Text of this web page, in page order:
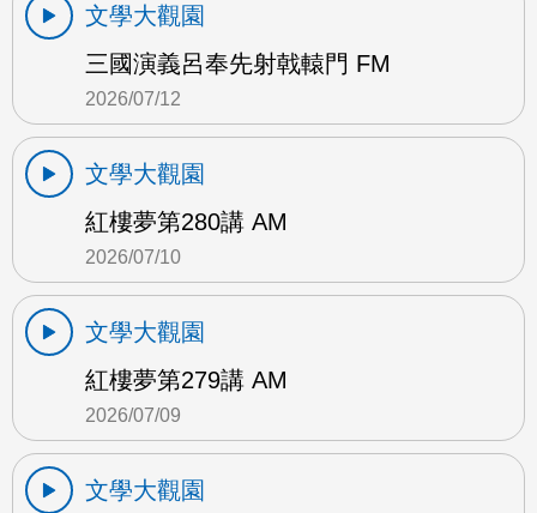
文學大觀園
三國演義呂奉先射戟轅門 FM
2026/07/12
文學大觀園
紅樓夢第280講 AM
2026/07/10
文學大觀園
紅樓夢第279講 AM
2026/07/09
文學大觀園